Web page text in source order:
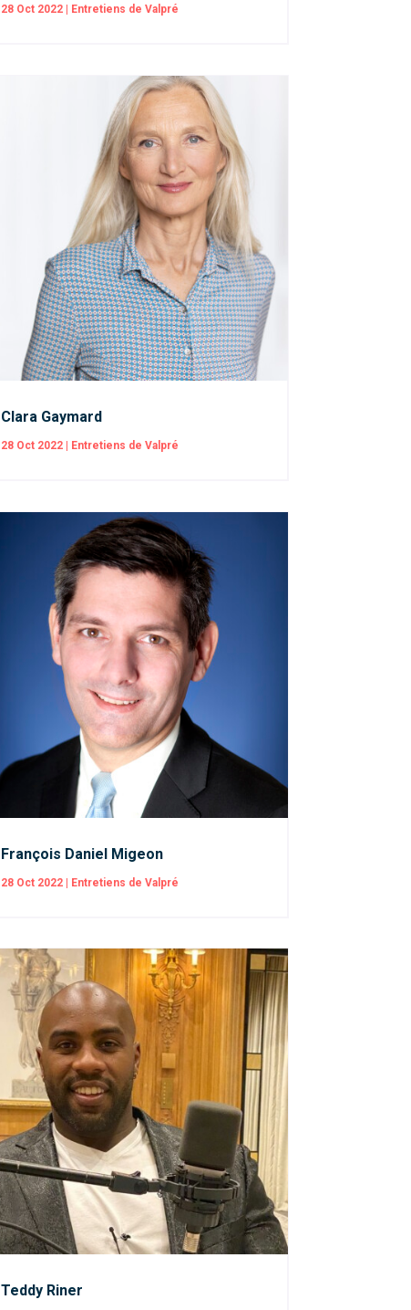
28 Oct 2022| Entretiens de Valpré
Clara Gaymard
28 Oct 2022| Entretiens de Valpré
François Daniel Migeon
28 Oct 2022| Entretiens de Valpré
Teddy Riner